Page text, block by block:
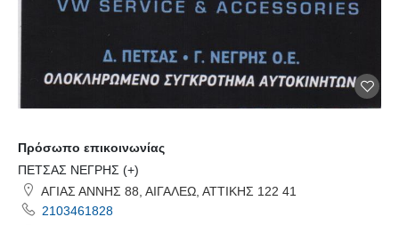
Πρόσωπο επικοινωνίας
ΠΕΤΣΑΣ ΝΕΓΡΗΣ (+)
ΑΓΙΑΣ ΑΝΝΗΣ 88, ΑΙΓΑΛΕΩ, ΑΤΤΙΚΗΣ 122 41
2103461828